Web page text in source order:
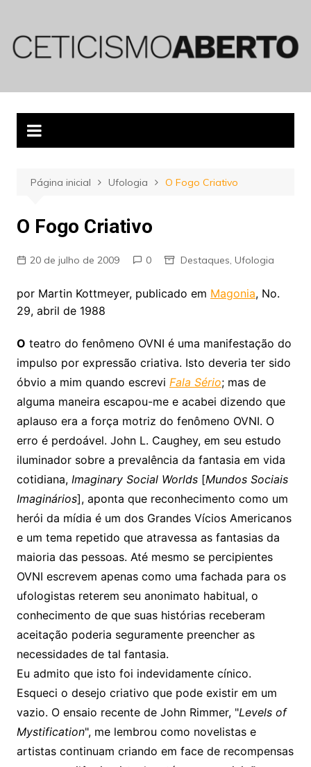
conteúdo
Página inicial Ufologia O Fogo Criativo
O Fogo Criativo
20 de julho de 2009 0 Destaques Ufologia
por Martin Kottmeyer, publicado em Magonia, No.
29, abril de 1988
O teatro do fenômeno OVNI é uma manifestação do
impulso por expressão criativa. Isto deveria ter sido
óbvio a mim quando escrevi Fala Sério; mas de
alguma maneira escapou-me e acabei dizendo que
aplauso era a força motriz do fenômeno OVNI. O
erro é perdoável. John L. Caughey, em seu estudo
iluminador sobre a prevalência da fantasia em vida
cotidiana, Imaginary Social Worlds[Mundos Sociais
Imaginários], aponta que reconhecimento como um
herói da mídia é um dos Grandes Vícios Americanos
e um tema repetido que atravessa as fantasias da
maioria das pessoas. Até mesmo se percipientes
OVNI escrevem apenas como uma fachada para os
ufologistas reterem seu anonimato habitual, o
conhecimento de que suas histórias receberam
aceitação poderia seguramente preencher as
necessidades de tal fantasia.
Eu admito que isto foi indevidamente cínico.
Esqueci o desejo criativo que pode existir em um
vazio. O ensaio recente de John Rimmer, "Levels of
Mystification", me lembrou como novelistas e
artistas continuam criando em face de recompensas